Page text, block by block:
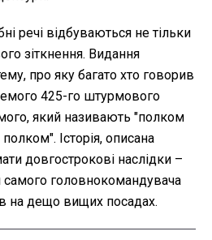
речі відбуваються не тільки
зіткнення. Видання
про яку багато хто говорив
425-го штурмового
який називають "полком
полком". Історія, описана
довгострокові наслідки –
самого головнокомандувача
на дещо вищих посадах.